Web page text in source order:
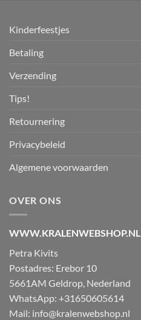
Kinderfeestjes
Betaling
Verzending
Tips!
Retournering
Privacybeleid
Algemene voorwaarden
OVER ONS
WWW.KRALENWEBSHOP.NL
Petra Kivits
Postadres: Erebor 10
5661AM Geldrop, Nederland
WhatsApp: +31650605614
Mail: info@kralenwebshop.nl